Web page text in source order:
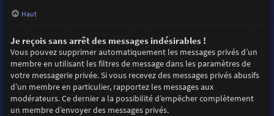
Haut
Je reçois sans arrêt des messages indésirables !
Vous pouvez supprimer automatiquement les messages privés d’un
membre en utilisant les filtres de message dans les paramètres de
votre messagerie privée. Si vous recevez des messages privés abusifs
d’un membre en particulier, rapportez les messages aux
modérateurs. Ce dernier a la possibilité d’empêcher complètement
un membre d’envoyer des messages privés.